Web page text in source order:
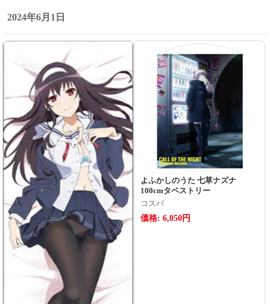
2024年6月1日
よふかしのうた 七草ナズナ
100cmタペストリー
コスパ
価格: 6,050円